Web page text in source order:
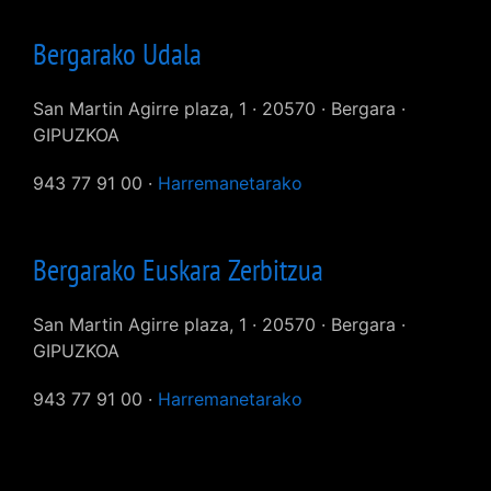
Bergarako Udala
San Martin Agirre plaza, 1 · 20570 · Bergara ·
GIPUZKOA
943 77 91 00 · Harremanetarako
Bergarako Euskara Zerbitzua
San Martin Agirre plaza, 1 · 20570 · Bergara ·
GIPUZKOA
943 77 91 00 · Harremanetarako